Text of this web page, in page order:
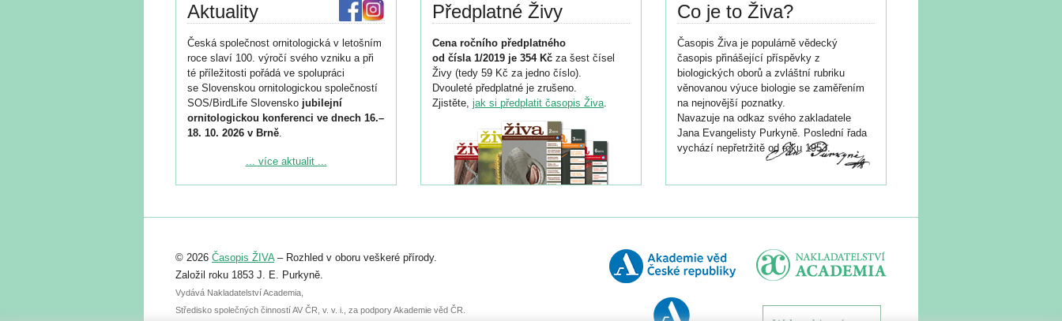
Aktuality
Česká společnost ornitologická v letošním
roce slaví 100. výročí svého vzniku a při
té příležitosti pořádá ve spolupráci
se Slovenskou ornitologickou společností
SOS/BirdLife Slovensko jubilejní
ornitologickou konferenci ve dnech 16.–
18. 10. 2026 v Brně.
Podrobnější informace ke konferenci
Registrovat se můžete do 6. září.
abstraktu přihlášené přednášky nebo
posteru je už 30. června.
... více aktualit ...
Předplatné Živy
Cena ročního předplatného
od čísla 1/2019 je 354 Kč za šest čísel
Živy (tedy 59 Kč za jedno číslo).
Dvouleté předplatné je zrušeno.
Zjistěte, jak si předplatit časopis Živa.
Co je to Živa?
Časopis Živa je populárně vědecký
časopis přinášející příspěvky z
biologických oborů a zvláštní rubriku
věnovanou výuce biologie se zaměřením
na nejnovější poznatky.
Navazuje na odkaz svého zakladatele
Jana Evangelisty Purkyně. Poslední řada
vychází nepřetržitě od roku 1953.
© 2026 Časopis ŽIVA– Rozhled v oboru veškeré přírody.
Založil roku 1853 J. E. Purkyně.
Vydává Nakladatelství Academia,
Středisko společných činností AV ČR, v. v. i., za podpory Akademie věd ČR.